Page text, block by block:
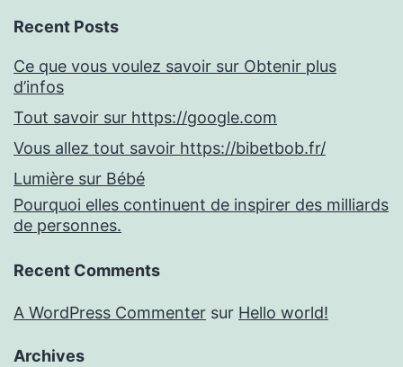
Recent Posts
Ce que vous voulez savoir sur Obtenir plus
d’infos
Tout savoir sur https://google.com
Vous allez tout savoir https://bibetbob.fr/
Lumière sur Bébé
Pourquoi elles continuent de inspirer des milliards
de personnes.
Recent Comments
A WordPress Commenter sur Hello world!
Archives